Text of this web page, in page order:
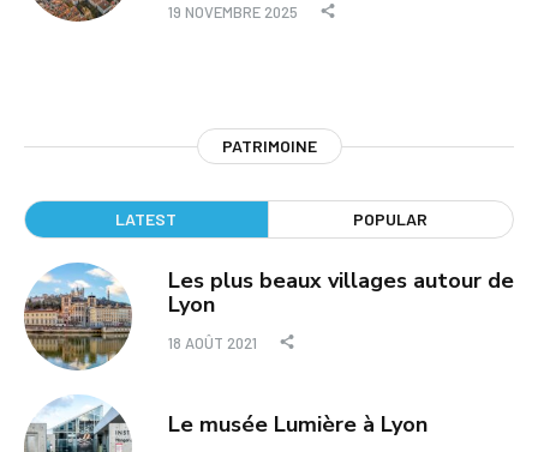
19 NOVEMBRE 2025
PATRIMOINE
LATEST POPULAR
Les plus beaux villages autour de
Lyon
18 AOÛT 2021
Le musée Lumière à Lyon